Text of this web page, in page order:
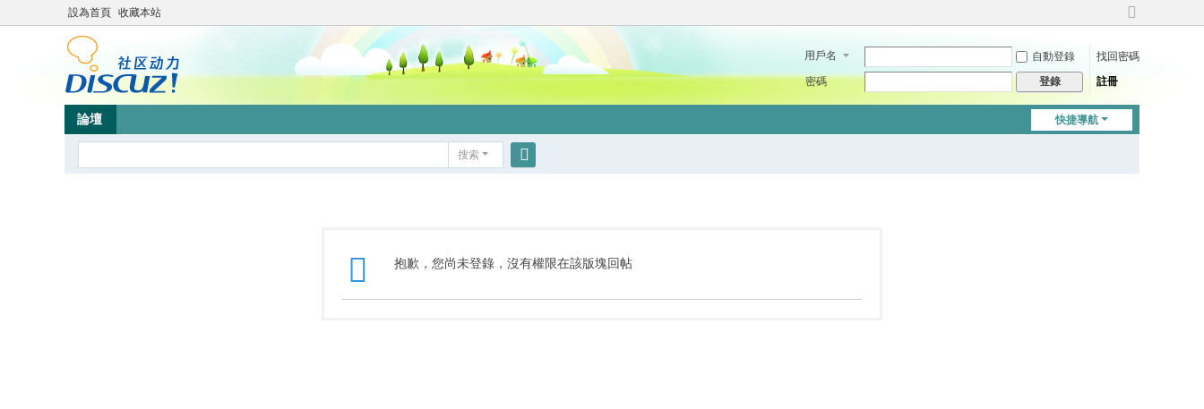
設為首頁 收藏本站
切
到
用戶名 自動登錄
找回密碼
密碼
登錄 註冊
快捷導航
論壇
搜索
抱歉，您尚未登錄，沒有權限在該版塊回帖